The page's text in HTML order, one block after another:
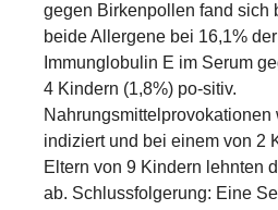
gegen Birkenpollen fand sich
beide Allergene bei 16,1%
Immunglobulin E im Serum
4 Kindern (1,8%) po-sitiv.
Nahrungsmittelprovokationen
indiziert und bei einem von 2
Eltern von 9 Kindern lehnten
ab. Schlussfolgerung: Eine